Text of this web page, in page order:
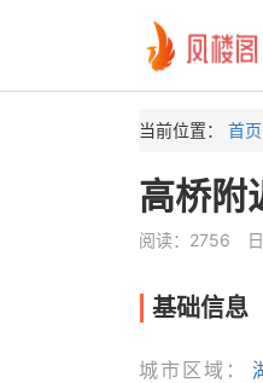
当前位置： 首页
高桥附
阅读：2756
基础信息
城市区域：